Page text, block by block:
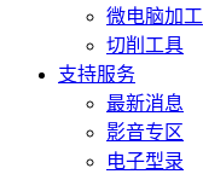
微电脑加工
切削工具
支持服务
最新消息
影音专区
电子型录